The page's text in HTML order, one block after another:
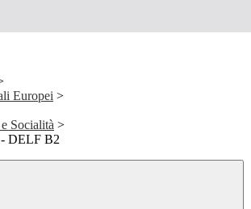
Europei >
Socialità >
- DELF B2